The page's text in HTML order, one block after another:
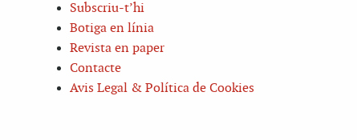
Subscriu-t’hi
Botiga en línia
Revista en paper
Contacte
Avis Legal & Política de Cookies